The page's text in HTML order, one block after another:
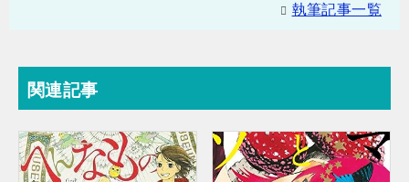
執筆記事一覧
関連記事